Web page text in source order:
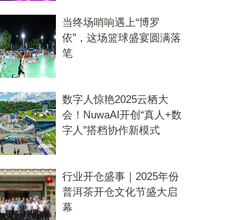
当终场哨响遇上“博罗
依”，这场篮球盛宴圆满落
笔
数字人惊艳2025云栖大
会！NuwaAI开创“真人+数
字人”搭档协作新模式
行业开仓盛事｜2025年份
普洱茶开仓文化节盛大启
幕